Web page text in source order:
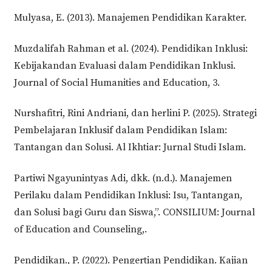
Mulyasa, E. (2013). Manajemen Pendidikan Karakter.
Muzdalifah Rahman et al. (2024). Pendidikan Inklusi:
Kebijakandan Evaluasi dalam Pendidikan Inklusi.
Journal of Social Humanities and Education, 3.
Nurshafitri, Rini Andriani, dan herlini P. (2025). Strategi
Pembelajaran Inklusif dalam Pendidikan Islam:
Tantangan dan Solusi. Al Ikhtiar: Jurnal Studi Islam.
Partiwi Ngayunintyas Adi, dkk. (n.d.). Manajemen
Perilaku dalam Pendidikan Inklusi: Isu, Tantangan,
dan Solusi bagi Guru dan Siswa,”. CONSILIUM: Journal
of Education and Counseling,.
Pendidikan., P. (2022). Pengertian Pendidikan. Kajian